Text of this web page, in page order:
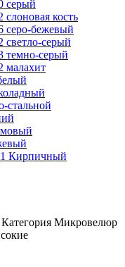
Категория Микровелюр